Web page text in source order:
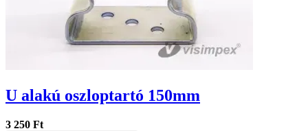
U alakú oszloptartó 150mm
3 250 Ft